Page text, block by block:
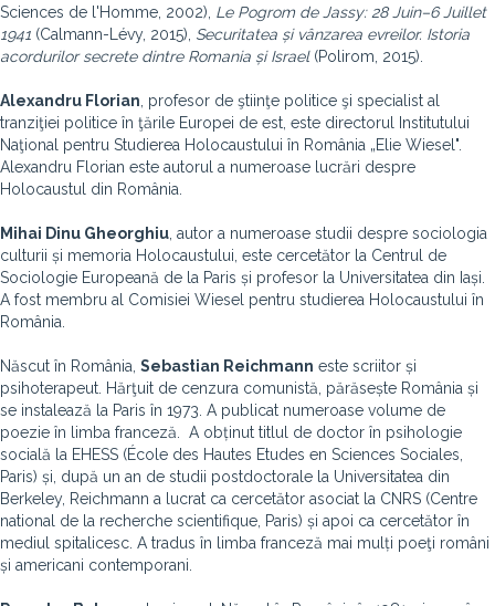
Sciences de l'Homme, 2002), Le Pogrom de Jassy: 28 Juin–6 Juillet
1941 (Calmann-Lévy, 2015), Securitatea și vânzarea evreilor. Istoria
acordurilor secrete dintre Romania și Israel(Polirom, 2015).
Alexandru Florian , profesor de ştiinţe politice şi specialist al
tranziţiei politice în ţările Europei de est, este directorul Institutului
Naţional pentru Studierea Holocaustului în România „Elie Wiesel".
Alexandru Florian este autorul a numeroase lucrări despre
Holocaustul din România.
Mihai Dinu Gheorghiu , autor a numeroase studii despre sociologia
culturii și memoria Holocaustului, este cercetător la Centrul de
Sociologie Europeană de la Paris și profesor la Universitatea din Iași.
A fost membru al Comisiei Wiesel pentru studierea Holocaustului în
România.
Născut în România, Sebastian Reichmann este scriitor și
psihoterapeut. Hărţuit de cenzura comunistă, părăsește România și
se instalează la Paris în 1973. A publicat numeroase volume de
poezie în limba franceză. A obținut titlul de doctor în psihologie
socială la EHESS (École des Hautes Etudes en Sciences Sociales,
Paris) și, după un an de studii postdoctorale la Universitatea din
Berkeley, Reichmann a lucrat ca cercetător asociat la CNRS (Centre
national de la recherche scientifique, Paris) și apoi ca cercetător în
mediul spitalicesc. A tradus în limba franceză mai mulți poeţi români
și americani contemporani.